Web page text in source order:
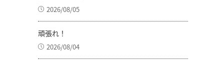
2026/08/05
頑張れ！
2026/08/04